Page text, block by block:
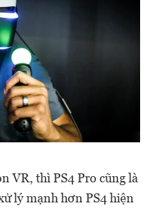
VR, thì PS4 Pro cũng là
lý mạnh hơn PS4 hiện